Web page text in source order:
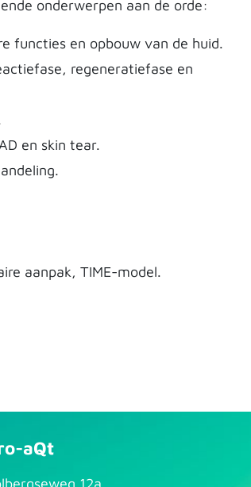
onderwerpen aan de orde:
functies en opbouw van de huid.
regeneratiefase en
en skin tear.
aanpak, TIME-model.
aQt
12a